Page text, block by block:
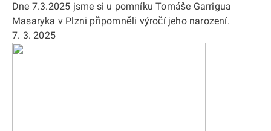
Dne 7.3.2025 jsme si u pomníku Tomáše Garrigua
Masaryka v Plzni připomněli výročí jeho narození.
7. 3. 2025